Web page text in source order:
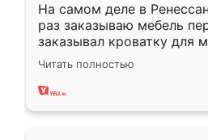
На самом деле в
раз заказываю мебель
заказывал кроватку для
ребёнка при его
заказал шкаф-купе. По
хорошее сборка
Читать полностью